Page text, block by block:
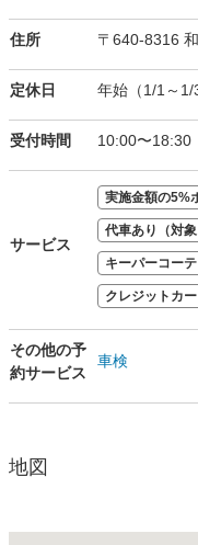
住所 〒640-8316
定休日 年始（1/1～1/3
受付時間 10:00〜18:30
サービス
実施金額の5%
代車あり（対
キーパーコー
クレジットカ
その他の予
約サービス
車検
地図